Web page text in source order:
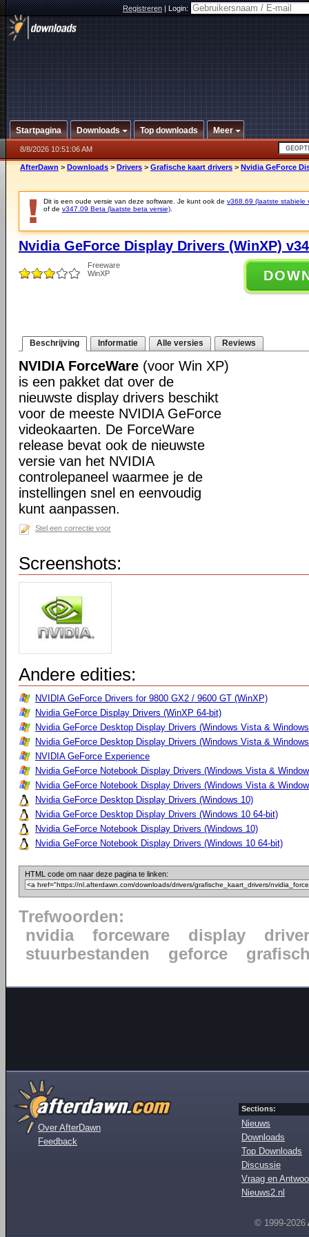
Registreren|Login:
Startpagina Downloads Top downloads Meer
8/8/2026 10:51:06 AM
AfterDawn > Downloads > Drivers > Grafische kaart drivers > Nvidia GeForce
Dit is een oude versie van deze software. Je kunt ook de v368.69 (laatste stabiele
of de v347.09 Beta (laatste beta versie)
Nvidia GeForce Display Drivers (WinXP)
Freeware
WinXP
Beschrijving Informatie Alle versies Reviews
NVIDIA ForceWare (voor Win XP)
is een pakket dat over de
nieuwste display drivers beschikt
voor de meeste NVIDIA GeForce
videokaarten. De ForceWare
release bevat ook de nieuwste
versie van het NVIDIA
controlepaneel waarmee je de
instellingen snel en eenvoudig
kunt aanpassen.
Stel een correctie voor
Screenshots:
Andere edities:
NVIDIA GeForce Drivers for 9800 GX2 / 9600 GT (WinXP)
Nvidia GeForce Display Drivers (WinXP 64-bit)
Nvidia GeForce Desktop Display Drivers (Windows Vista &
Nvidia GeForce Desktop Display Drivers (Windows Vista &
NVIDIA GeForce Experience
Nvidia GeForce Notebook Display Drivers (Windows Vista &
Nvidia GeForce Notebook Display Drivers (Windows Vista &
Nvidia GeForce Desktop Display Drivers (Windows 10)
Nvidia GeForce Desktop Display Drivers (Windows 10 64-bit)
Nvidia GeForce Notebook Display Drivers (Windows 10)
Nvidia GeForce Notebook Display Drivers (Windows 10 64-bit)
HTML code om naar deze pagina te linken:
Trefwoorden:
nvidia
forceware display
driver
stuurbestanden
geforce
Over AfterDawn
Feedback
Sections:
Nieuws
Downloads
Top Downloads
Discussie
Vraag en
Nieuws2.nl
© 1999-2026